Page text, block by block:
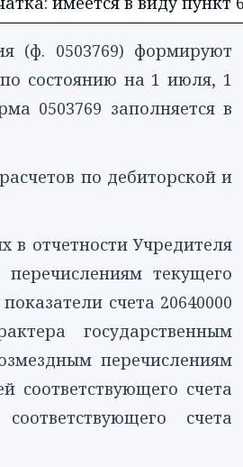
(ф. 0503769) формируют
состоянию на 1 июля, 1
0503769 заполняется в
по дебиторской и
в отчетности Учредителя
текущего
счета 20640000
государственным
перечислениям
соответствующего счета
счета